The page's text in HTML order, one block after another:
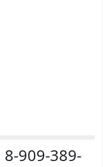
8-909-389-